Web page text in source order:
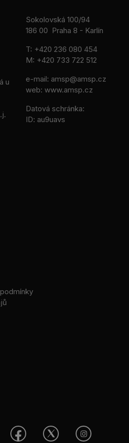
u
Sokolovská 100/94
186 00 Praha 8 - Karlín
T: +420 236 080 454
M: +420 733 722 512
e-mail: amsp@amsp.cz
web: www.amsp.cz
Datová schránka:
ID: au9uavs